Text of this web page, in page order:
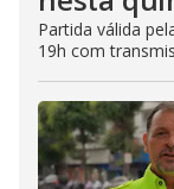
Partida válida
19h com